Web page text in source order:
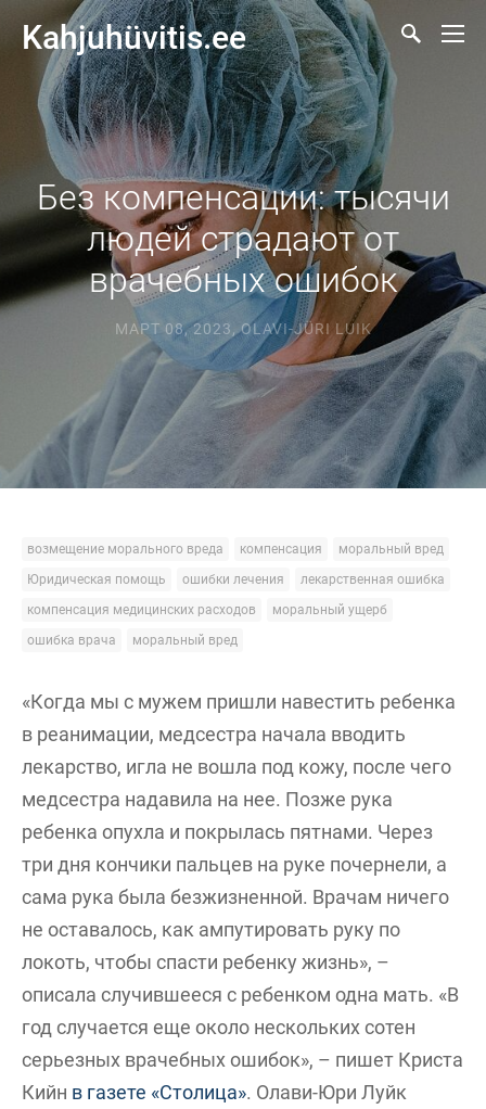
Kahjuhüvitis.ee
Без компенсации: тысячи
людей страдают от
врачебных ошибок
МАРТ 08, 2023,OLAVI-JÜRI LUIK
возмещение морального вреда компенсация
моральный вред
Юридическая помощь
ошибки лечения
лекарственная ошибка
компенсация медицинских расходов
моральный ущерб
ошибка врача
моральный вред
«Когда мы с мужем пришли навестить ребенка
в реанимации, медсестра начала вводить
лекарство, игла не вошла под кожу, после чего
медсестра надавила на нее. Позже рука
ребенка опухла и покрылась пятнами. Через
три дня кончики пальцев на руке почернели, а
сама рука была безжизненной. Врачам ничего
не оставалось, как ампутировать руку по
локоть, чтобы спасти ребенку жизнь», –
описала случившееся с ребенком одна мать. «В
год случается еще около нескольких сотен
серьезных врачебных ошибок», – пишет Криста
Кийн в газете «Столица». Олави-Юри Луйк